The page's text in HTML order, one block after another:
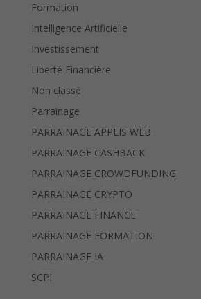
Formation
Intelligence Artificielle
Investissement
Liberté Financière
Non classé
Parrainage
PARRAINAGE APPLIS WEB
PARRAINAGE CASHBACK
PARRAINAGE CROWDFUNDING
PARRAINAGE CRYPTO
PARRAINAGE FINANCE
PARRAINAGE FORMATION
PARRAINAGE IA
SCPI